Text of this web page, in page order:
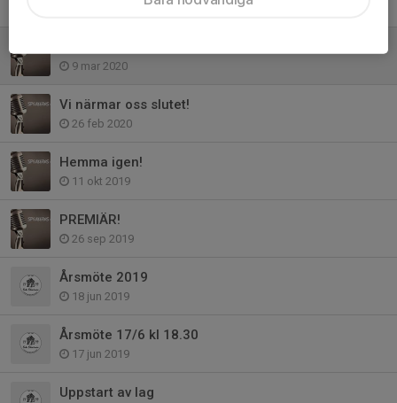
9 mar 2020
Vi närmar oss slutet!
26 feb 2020
Hemma igen!
11 okt 2019
PREMIÄR!
26 sep 2019
Årsmöte 2019
18 jun 2019
Årsmöte 17/6 kl 18.30
17 jun 2019
Uppstart av lag